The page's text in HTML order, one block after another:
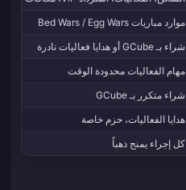
موارد مباريات Bed Wars / Egg Wars
شراء بـ GCube أو هدايا فعاليات نادرة
مهام الفعاليات محدودة الوقت
شراء متكرر بـ GCube
هدايا الفعاليات، حزم خاصة
كل إجراء يمنح ذهباً